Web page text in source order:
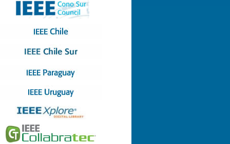
5 (31-08-2022)
3 (13-05-2022)
8 (29-12-2021)
7 (23-12-2021)
5 (06-09-2021)